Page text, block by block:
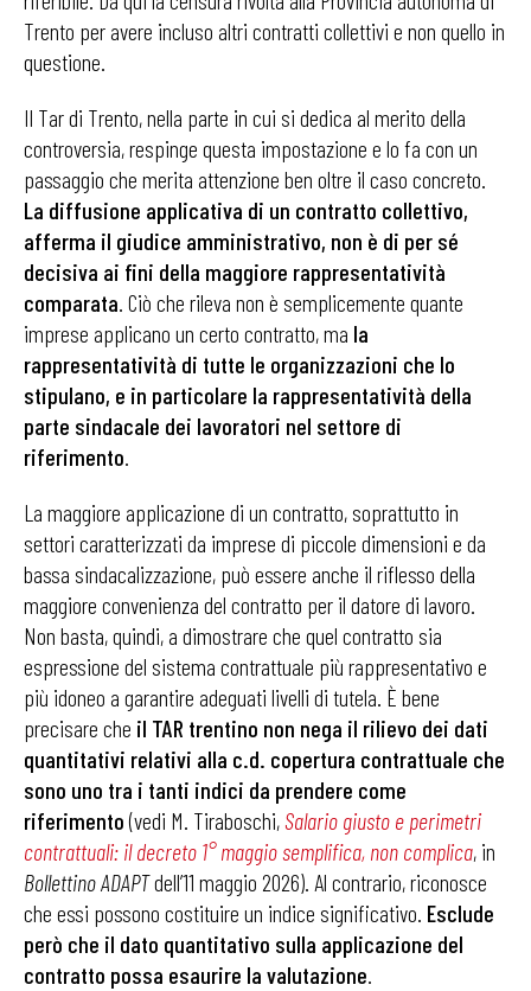
Trento per avere incluso altri contratti collettivi e non quello in
questione.
Il Tar di Trento, nella parte in cui si dedica al merito della
controversia, respinge questa impostazione e lo fa con un
passaggio che merita attenzione ben oltre il caso concreto.
La diffusione applicativa di un contratto collettivo,
afferma il giudice amministrativo, non è di per sé
decisiva ai fini della maggiore rappresentatività
comparata. Ciò che rileva non è semplicemente quante
imprese applicano un certo contratto, ma la
rappresentatività di tutte le organizzazioni che lo
stipulano, e in particolare la rappresentatività della
parte sindacale dei lavoratori nel settore di
riferimento.
La maggiore applicazione di un contratto, soprattutto in
settori caratterizzati da imprese di piccole dimensioni e da
bassa sindacalizzazione, può essere anche il riflesso della
maggiore convenienza del contratto per il datore di lavoro.
Non basta, quindi, a dimostrare che quel contratto sia
espressione del sistema contrattuale più rappresentativo e
più idoneo a garantire adeguati livelli di tutela. È bene
precisare che il TAR trentino non nega il rilievo dei dati
quantitativi relativi alla c.d. copertura contrattuale che
sono uno tra i tanti indici da prendere come
riferimento(vedi M. Tiraboschi, Salario giusto e perimetri
contrattuali: il decreto 1° maggio semplifica, non complica, in
Bollettino ADAPTdell’11 maggio 2026). Al contrario, riconosce
che essi possono costituire un indice significativo. Esclude
però che il dato quantitativo sulla applicazione del
contratto possa esaurire la valutazione.